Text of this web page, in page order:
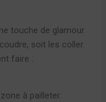
touche de glamour.
soit les coller.
faire :
à pailleter.